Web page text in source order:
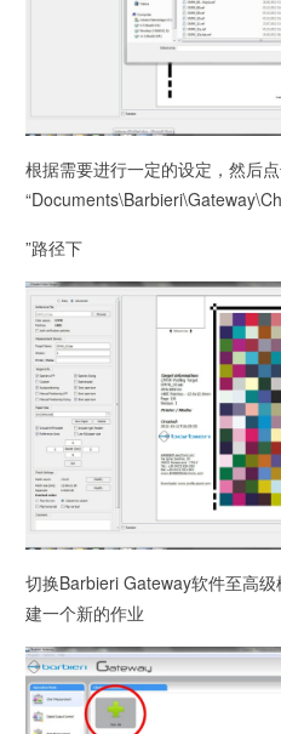
根据需要进行一定的设定，然后
“
”路径下
切换Barbieri Gateway软件至高级
建一个新的作业